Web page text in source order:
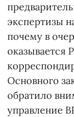
экспертизы
почему в
оказывается
Основного
обратило
управление